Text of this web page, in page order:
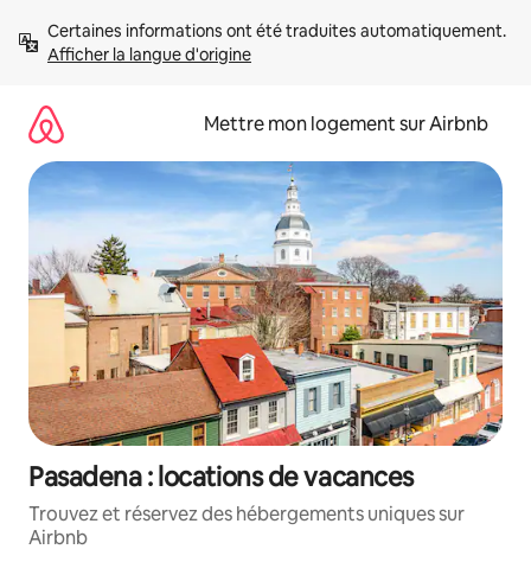
directement
Afficher la langue d'origine
Mettre mon logement sur Airbnb
Pasadena : locations de vacances
Trouvez et réservez des hébergements uniques sur
Airbnb